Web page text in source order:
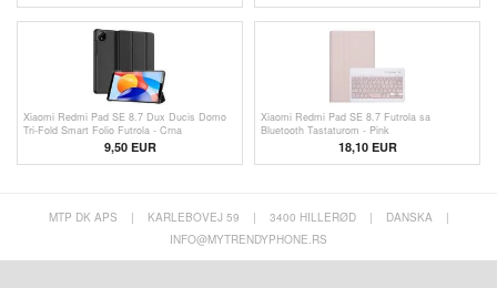
Xiaomi Redmi Pad SE 8.7 Dux Ducis Domo
Tri-Fold Smart Folio Futrola - Crna
9,50EUR
Xiaomi Redmi Pad SE 8.7 Futrola sa
Bluetooth Tastaturom - Pink
18,10EUR
MTP DK APS | KARLEBOVEJ 59 | 3400 HILLERØD | DANSKA
|
INFO@MYTRENDYPHONE.RS